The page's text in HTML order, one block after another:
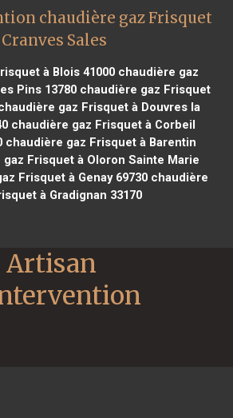
chaudière gaz Frisquet
Cranves Sales
à Blois 41000 chaudière gaz
Pins 13780chaudière gaz Frisquet
gaz Frisquet à Douvres la
chaudière gaz Frisquet à Corbeil
chaudière gaz Frisquet à Barentin
Frisquet à Oloron Sainte Marie
Frisquet à Genay 69730 chaudière
à Gradignan 33170
Artisan